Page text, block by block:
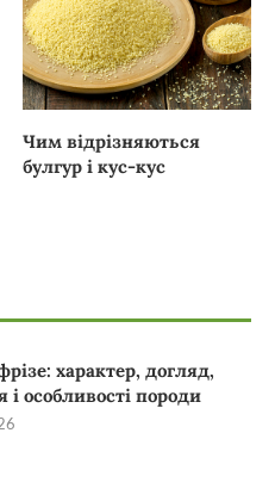
Чим відрізняються
булгур і кус-кус
характер, догляд,
і особливості породи